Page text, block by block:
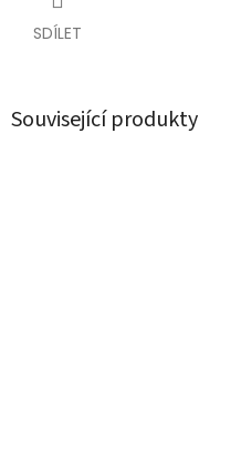
SDÍLET
Související produkty